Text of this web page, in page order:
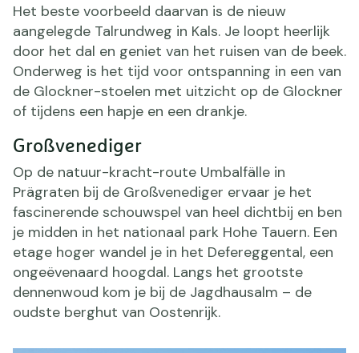
Het beste voorbeeld daarvan is de nieuw
aangelegde Talrundweg in Kals. Je loopt heerlijk
door het dal en geniet van het ruisen van de beek.
Onderweg is het tijd voor ontspanning in een van
de Glockner-stoelen met uitzicht op de Glockner
of tijdens een hapje en een drankje.
Großvenediger
Op de natuur-kracht-route Umbalfälle in
Prägraten bij de Großvenediger ervaar je het
fascinerende schouwspel van heel dichtbij en ben
je midden in het nationaal park Hohe Tauern. Een
etage hoger wandel je in het Defereggental, een
ongeëvenaard hoogdal. Langs het grootste
dennenwoud kom je bij de Jagdhausalm – de
oudste berghut van Oostenrijk.